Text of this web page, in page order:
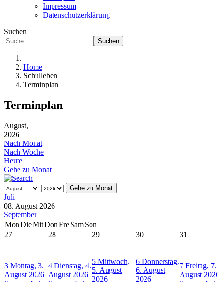
Impressum
Datenschutzerklärung
Suchen
Suchen
Home
Schulleben
Terminplan
Terminplan
August,
2026
Nach Monat
Nach Woche
Heute
Gehe zu Monat
Gehe zu Monat
Juli
08. August 2026
September
MonDieMitDonFreSamSon
27
28 29 30 31
3 Montag, 3.
August 2026
4 Dienstag, 4.
August 2026
5 Mittwoch,
5. August
2026
6 Donnerstag,
6. August
2026
7 Freitag, 7.
August